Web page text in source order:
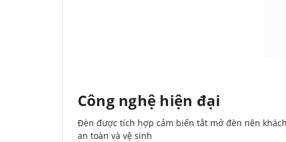
Công nghệ hiện đại
Đèn được tích hợp cảm biến tắt mở đèn nên
an toàn và vệ sinh